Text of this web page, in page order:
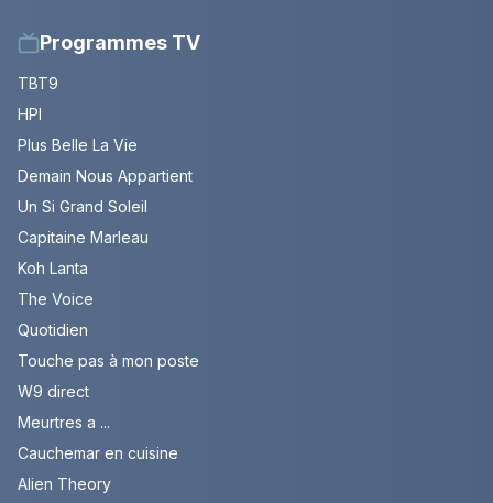
Programmes TV
TBT9
HPI
Plus Belle La Vie
Demain Nous Appartient
Un Si Grand Soleil
Capitaine Marleau
Koh Lanta
The Voice
Quotidien
Touche pas à mon poste
W9 direct
Meurtres a ...
Cauchemar en cuisine
Alien Theory